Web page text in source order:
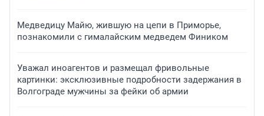
Медведицу Майю, жившую на цепи в Приморье,
познакомили с гималайским медведем Фиником
Уважал иноагентов и размещал фривольные
картинки: эксклюзивные подробности задержания в
Волгограде мужчины за фейки об армии